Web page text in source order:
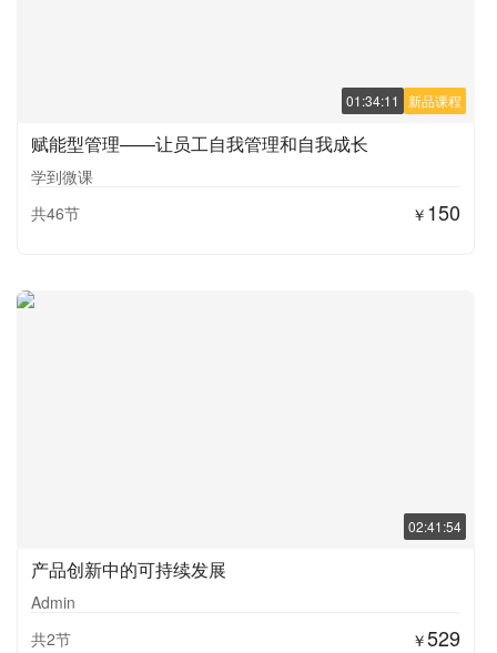
新品课程
01:34:11
赋能型管理——让员工自我管理和自我成长
学到微课
共46节
￥ 150
02:41:54
产品创新中的可持续发展
Admin
共2节
￥529